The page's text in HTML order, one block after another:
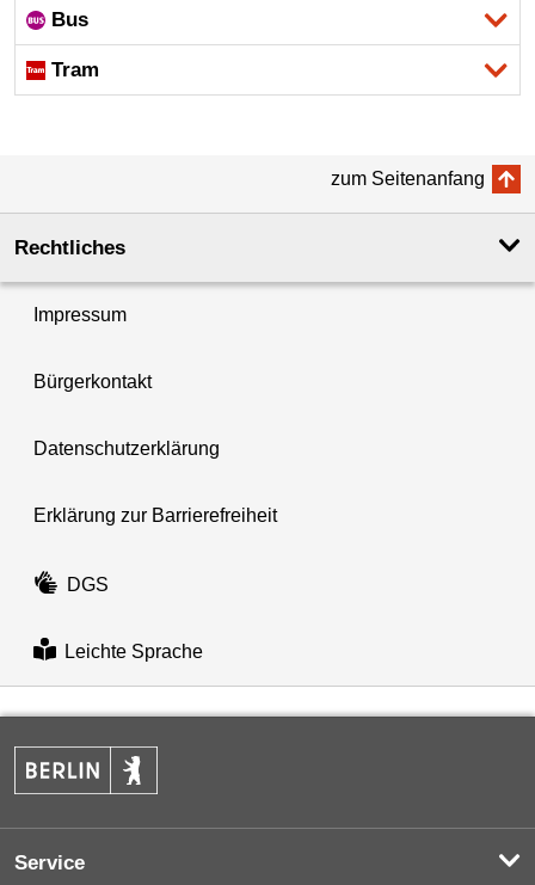
Bus
Tram
zum Seitenanfang
Rechtliches
Impressum
Bürgerkontakt
Datenschutzerklärung
Erklärung zur Barrierefreiheit
DGS
Leichte Sprache
Service